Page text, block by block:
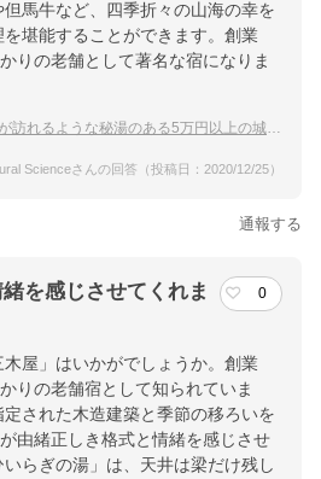
馬牛など、四季折々の山海の幸を
堪能することができます。創業
りの老舗として著名な宿になりま
ような秘湯のある5万円以上の城崎温泉の高級旅館を教えてください。
Scienceさんの回答（投稿日：2020/12/25）
通報する
を感じさせてくれま
0
屋」はいかがでしょうか。創業
りの老舗宿として知られていま
された木造建築と季節の移ろいを
由緒正しき格式と情緒を感じさせ
らぎの湯」は、天井は梁だけ残し